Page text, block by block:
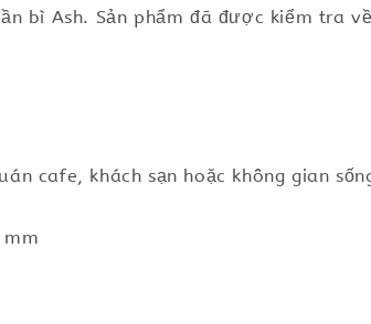
bì Ash. Sản phẩm đã được kiểm tra
cafe, khách sạn hoặc không gian